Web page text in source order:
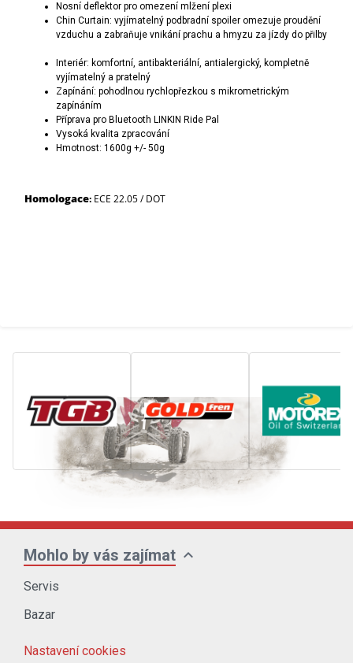
Nosní deflektor pro omezení mlžení plexi
Chin Curtain: vyjímatelný podbradní spoiler omezuje proudění
vzduchu a zabraňuje vnikání prachu a hmyzu za jízdy do přilby
Interiér: komfortní, antibakteriální, antialergický, kompletně
vyjímatelný a pratelný
Zapínání: pohodlnou rychlopřezkou s mikrometrickým
zapínáním
Příprava pro Bluetooth LINKIN Ride Pal
Vysoká kvalita zpracování
Hmotnost: 1600g +/- 50g
Homologace: ECE 22.05 / DOT
Mohlo by vás zajímat expand_more
Servis
Bazar
Nastavení cookies